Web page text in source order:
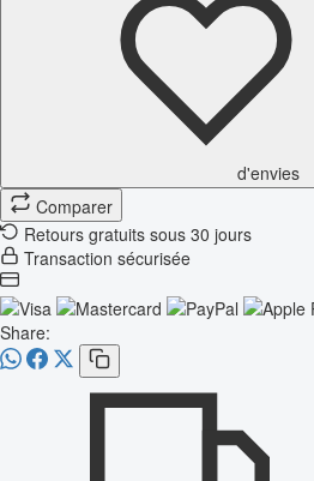
d'envies
Comparer
Retours gratuits sous 30 jours
Transaction sécurisée
Share: